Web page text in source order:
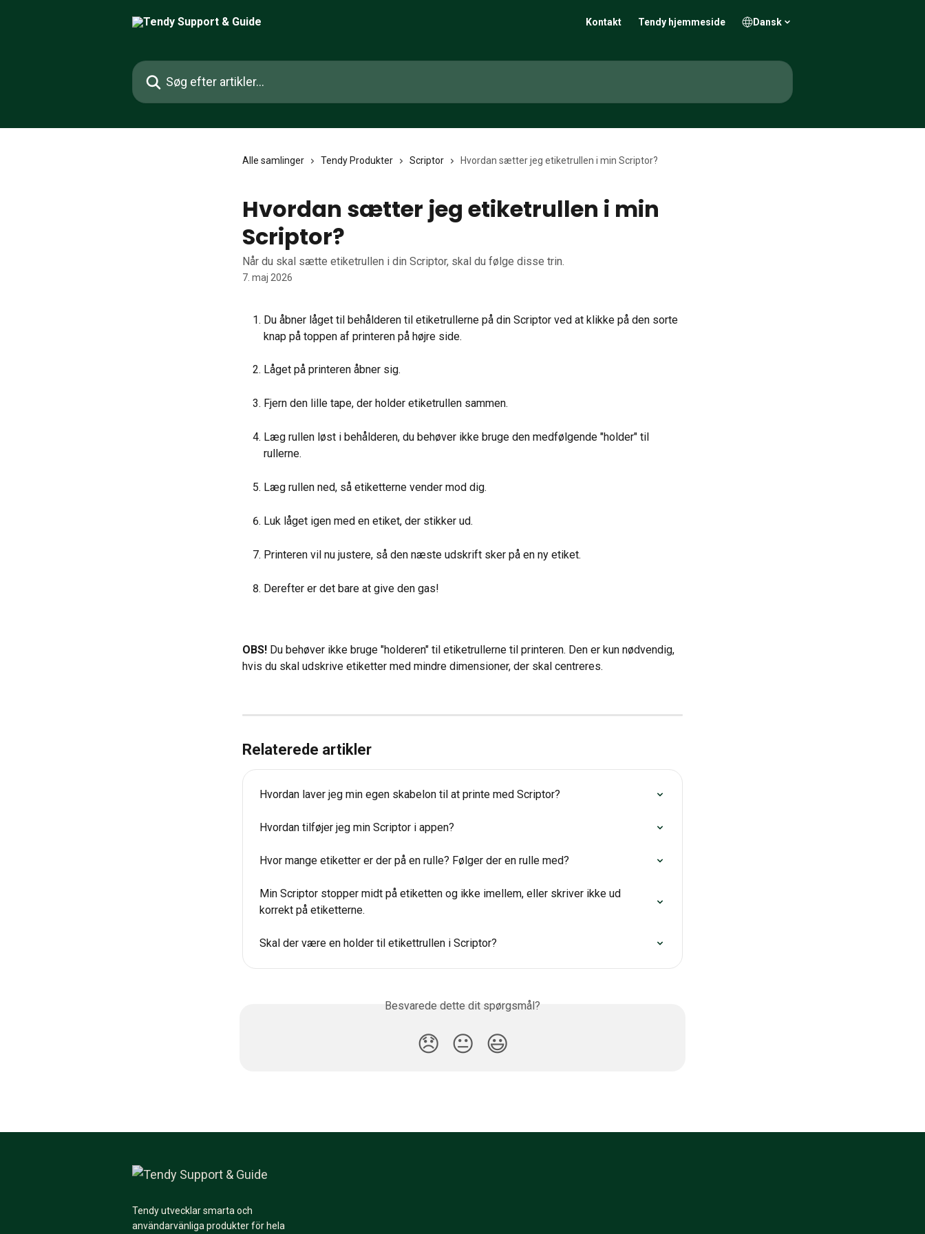
Kontakt Tendy hjemmeside Dansk
Søg efter artikler...
Alle samlinger Tendy Produkter Scriptor Hvordan sætter jeg etiketrullen i min Scriptor?
Hvordan sætter jeg etiketrullen i min
Scriptor?
Når du skal sætte etiketrullen i din Scriptor, skal du følge disse trin.
7. maj 2026
Du åbner låget til behålderen til etiketrullerne på din Scriptor ved at klikke på den sorte
knap på toppen af printeren på højre side.
Låget på printeren åbner sig.
Fjern den lille tape, der holder etiketrullen sammen.
Læg rullen løst i behålderen, du behøver ikke bruge den medfølgende "holder" til
rullerne.
Læg rullen ned, så etiketterne vender mod dig.
Luk låget igen med en etiket, der stikker ud.
Printeren vil nu justere, så den næste udskrift sker på en ny etiket.
Derefter er det bare at give den gas!
OBS! Du behøver ikke bruge "holderen" til etiketrullerne til printeren. Den er kun nødvendig,
hvis du skal udskrive etiketter med mindre dimensioner, der skal centreres.
Relaterede artikler
Hvordan laver jeg min egen skabelon til at printe med Scriptor?
Hvordan tilføjer jeg min Scriptor i appen?
Hvor mange etiketter er der på en rulle? Følger der en rulle med?
Min Scriptor stopper midt på etiketten og ikke imellem, eller skriver ikke ud
korrekt på etiketterne.
Skal der være en holder til etikettrullen i Scriptor?
Besvarede dette dit spørgsmål?
😞 😐 😃
Tendy utvecklar smarta och
användarvänliga produkter för hela